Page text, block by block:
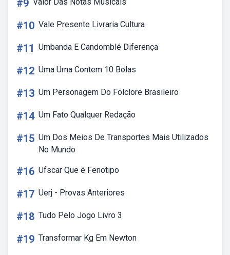
#9
#10 Vale Presente Livraria Cultura
#11 Umbanda E Candomblé Diferença
#12 Uma Urna Contem 10 Bolas
#13 Um Personagem Do Folclore Brasileiro
#14 Um Fato Qualquer Redação
#15 Um Dos Meios De Transportes Mais Utilizados
No Mundo
#16 Ufscar Que é Fenotipo
#17 Uerj - Provas Anteriores
#18 Tudo Pelo Jogo Livro 3
#19 Transformar Kg Em Newton